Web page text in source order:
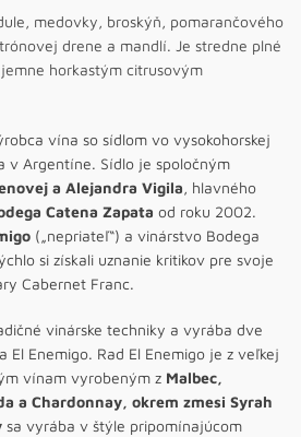
medovky, broskýň, pomarančového
drene a mandlí. Je stredne plné
horkastým citrusovým
vína so sídlom vo vysokohorskej
v Argentíne. Sídlo je spoločným
a Alejandra Vigila, hlavného
Catena Zapata od roku 2002.
(„nepriateľ“) a vinárstvo Bodega
si získali uznanie kritikov pre svoje
Cabernet Franc.
vinárske techniky a vyrába dve
El Enemigo. Rad El Enemigo je z veľkej
vínam vyrobeným z Malbec,
a Chardonnay, okrem zmesi Syrah
sa vyrába v štýle pripomínajúcom